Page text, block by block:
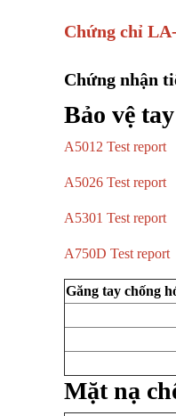
Chứng chỉ
Chứng nhận
Bảo vệ tay
A5012 Test report
A5026 Test report
A5301 Test report
A750D Test report
Găng tay chống
Mặt nạ